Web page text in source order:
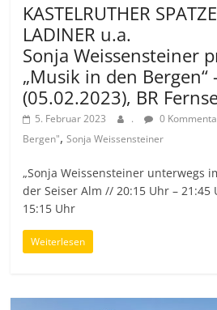
KASTELRUTHER
LADINER u.a.
Sonja Weissensteiner
„Musik in den Bergen“
(05.02.2023), BR
5. Februar 2023 . 0
Bergen",Sonja Weissensteiner
„Sonja Weissensteiner unterwegs
der Seiser Alm // 20:15 Uhr – 21:45
15:15 Uhr
Weiterlesen